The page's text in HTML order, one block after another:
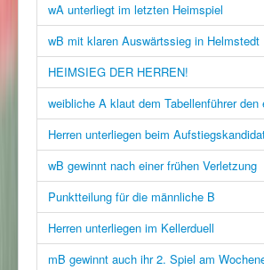
wA unterliegt im letzten Heimspiel
wB mit klaren Auswärtssieg in Helmstedt
HEIMSIEG DER HERREN!
weibliche A klaut dem Tabellenführer den
Herren unterliegen beim
wB gewinnt nach einer frühen Verletzung
Punktteilung für die männliche B
Herren unterliegen im Kellerduell
mB gewinnt auch ihr 2. Spiel am